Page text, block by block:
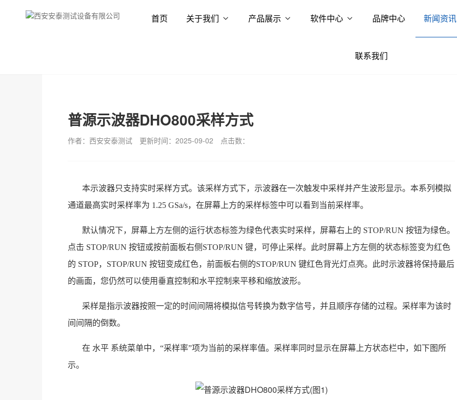
首页 关于我们 产品展示 软件中心 品牌中心 新闻资讯
联系我们
普源示波器DHO800采样方式
作者：西安安泰测试 更新时间：2025-09-02 点击数：
本示波器只支持实时采样方式。该采样方式下，示波器在一次触发中采样并产生波形显示。本系列模拟
通道最高实时采样率为 1.25 GSa/s，在屏幕上方的采样标签中可以看到当前采样率。
默认情况下，屏幕上方左侧的运行状态标签为绿色代表实时采样，屏幕右上的 STOP/RUN 按钮为绿色。
点击 STOP/RUN 按钮或按前面板右侧STOP/RUN 键，可停止采样。此时屏幕上方左侧的状态标签变为红色
的 STOP，STOP/RUN 按钮变成红色，前面板右侧的STOP/RUN 键红色背光灯点亮。此时示波器将保持最后
的画面，您仍然可以使用垂直控制和水平控制来平移和缩放波形。
采样是指示波器按照一定的时间间隔将模拟信号转换为数字信号，并且顺序存储的过程。采样率为该时
间间隔的倒数。
在 水平 系统菜单中，“采样率”项为当前的采样率值。采样率同时显示在屏幕上方状态栏中，如下图所
示。